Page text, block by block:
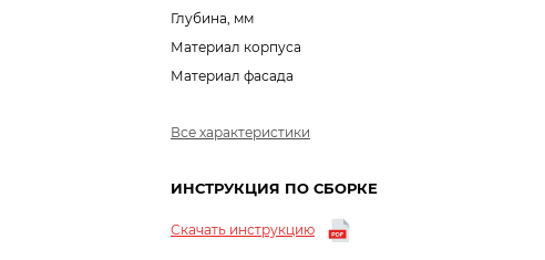
Глубина, мм
Материал корпуса
Материал фасада
Все характеристики
ИНСТРУКЦИЯ ПО СБОРКЕ
Скачать инструкцию